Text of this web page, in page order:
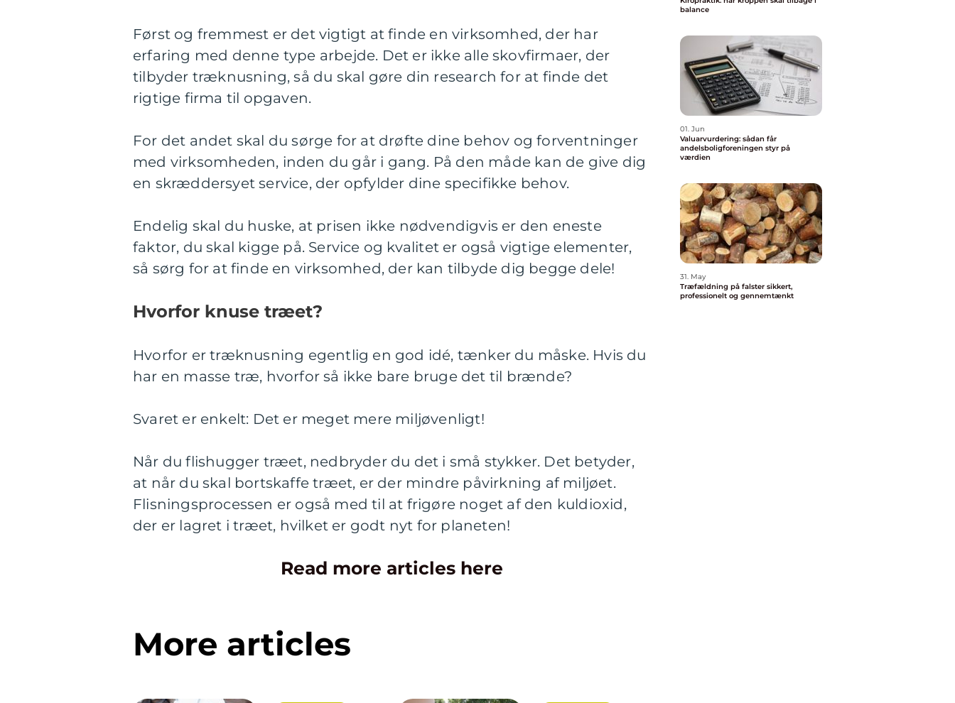
Først og fremmest er det vigtigt at finde en virksomhed, der har
erfaring med denne type arbejde. Det er ikke alle skovfirmaer, der
tilbyder træknusning, så du skal gøre din research for at finde det
rigtige firma til opgaven.
For det andet skal du sørge for at drøfte dine behov og forventninger
med virksomheden, inden du går i gang. På den måde kan de give dig
en skræddersyet service, der opfylder dine specifikke behov.
Endelig skal du huske, at prisen ikke nødvendigvis er den eneste
faktor, du skal kigge på. Service og kvalitet er også vigtige elementer,
så sørg for at finde en virksomhed, der kan tilbyde dig begge dele!
Hvorfor knuse træet?
Hvorfor er træknusning egentlig en god idé, tænker du måske. Hvis du
har en masse træ, hvorfor så ikke bare bruge det til brænde?
Svaret er enkelt: Det er meget mere miljøvenligt!
Når du flishugger træet, nedbryder du det i små stykker. Det betyder,
at når du skal bortskaffe træet, er der mindre påvirkning af miljøet.
Flisningsprocessen er også med til at frigøre noget af den kuldioxid,
der er lagret i træet, hvilket er godt nyt for planeten!
Read more articles here
More articles
balance
01. Jun
Valuarvurdering: sådan får
andelsboligforeningen styr på
værdien
31. May
Træfældning på falster sikkert,
professionelt og gennemtænkt